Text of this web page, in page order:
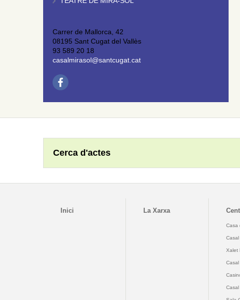
Carrer de Mallorca, 42
08195 Sant Cugat del Vallès
93 589 20 18
casalmirasol@santcugat.cat
Cerca d'actes
Inici La Xarxa
Casa
Casal
Xalet
Casal